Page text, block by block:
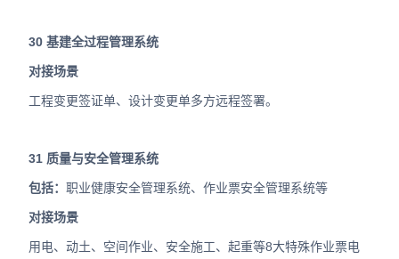
30 基建全过程管理系统
对接场景
工程变更签证单、设计变更单多方远程签署。
31 质量与安全管理系统
包括： 职业健康安全管理系统、作业票安全管理系统等
对接场景
用电、动土、空间作业、安全施工、起重等8大特殊作业票电